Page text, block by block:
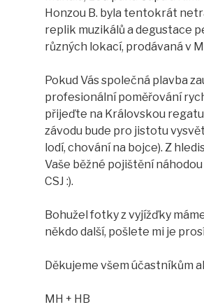
Honzou B. byla tentokrát
replik muzikálů a degustace
různých lokací, prodávaná v
Pokud Vás společná plavba
profesionální poměřování
přijeďte na Královskou
závodu bude pro jistotu
lodí, chování na bojce). Z
Vaše běžné pojištění
CSJ :).
Bohužel fotky z vyjížďky
někdo další, pošlete mi je
Děkujeme všem účastníkům
MH + HB